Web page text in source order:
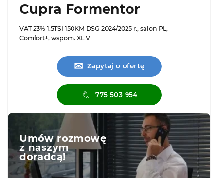
Cupra Formentor
VAT 23% 1.5TSI 150KM DSG 2024/2025 r., salon PL,
Comfort+, wspom. XL V
✉ Zapytaj o ofertę
775 503 954
Umów rozmowę
z naszym
doradcą!